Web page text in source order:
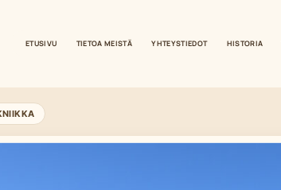
ETUSIVU TIETOA MEISTÄ YHTEYSTIEDOT HISTORIA